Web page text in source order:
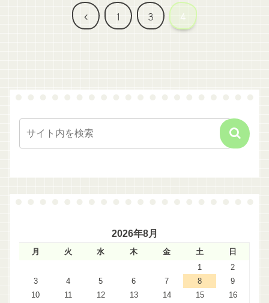
前
1 3 4
2026年8月
月 火 水 木 金 土
日
1
2
3
4 5 6 7 8
9
10
11 12 13 14 15
16